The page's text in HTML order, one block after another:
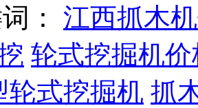
： 江西抓木
轮式挖掘机
轮式挖掘机 抓